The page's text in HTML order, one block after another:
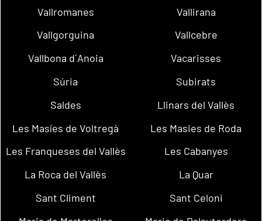
Vallromanes
Vallirana
Vallgorguina
Vallcebre
Vallbona d´Anoia
Vacarisses
Súria
Subirats
Saldes
Llinars del Vallès
Les Masíes de Voltregà
Les Masies de Roda
Les Franqueses del Vallès
Les Cabanyes
La Roca del Vallès
La Quar
Sant Climent
Sant Celoni